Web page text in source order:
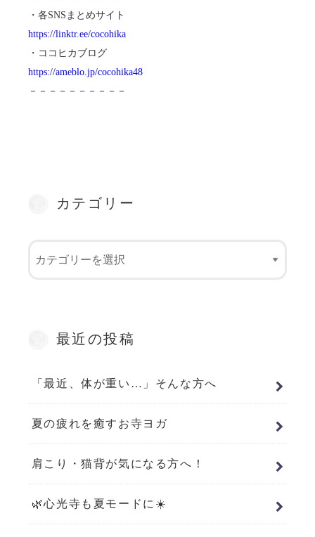
・各SNSまとめサイト
https://linktr.ee/cocohika
・ココヒカブログ
https://ameblo.jp/cocohika48
－－－－－－－－－－
カテゴリー
最近の投稿
「最近、体が重い…」そんな方へ
夏の疲れを癒すお寺ヨガ
肩こり・猫背が気になる方へ！
🌿心光寺も夏モードに☀️